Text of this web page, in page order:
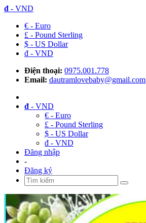
đ - VND
€ - Euro
£ - Pound Sterling
$ - US Dollar
đ - VND
Điện thoại: 0975.001.778
Email: dautramlovebaby@gmail.com
đ - VND
€ - Euro
£ - Pound Sterling
$ - US Dollar
đ - VND
Đăng nhập
-
Đăng ký